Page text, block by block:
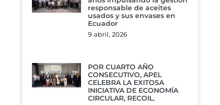
responsable de aceites
usados y sus envases en
Ecuador
9 abril, 2026
POR CUARTO AÑO
CONSECUTIVO, APEL
CELEBRA LA EXITOSA
INICIATIVA DE ECONOMÍA
CIRCULAR, RECOIL.